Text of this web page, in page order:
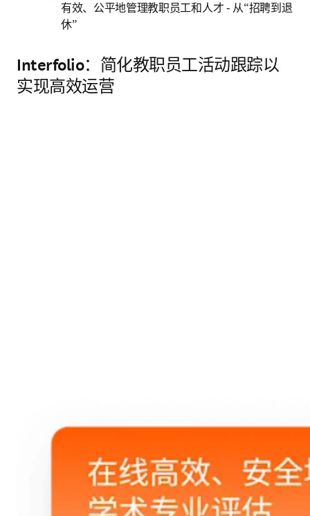
有效、公平地管理教职员工和人才 - 从“招聘到退
休”
Interfolio：简化教职员工活动跟踪以
实现高效运营